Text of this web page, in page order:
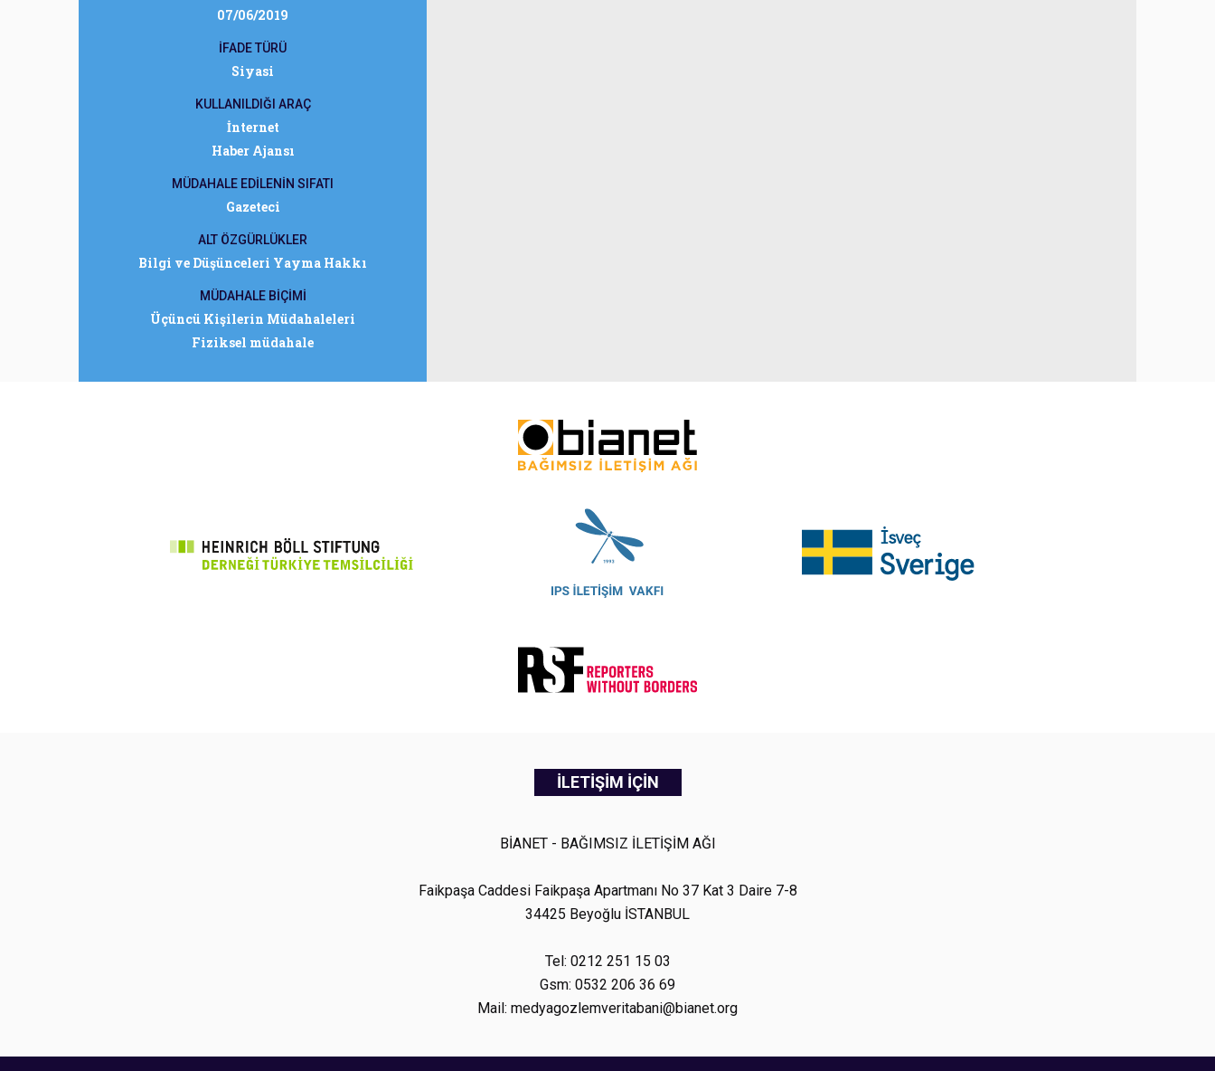
07/06/2019
İFADE TÜRÜ
Siyasi
KULLANILDIĞI ARAÇ
İnternet
Haber Ajansı
MÜDAHALE EDİLENİN SIFATI
Gazeteci
ALT ÖZGÜRLÜKLER
Bilgi ve Düşünceleri Yayma Hakkı
MÜDAHALE BİÇİMİ
Üçüncü Kişilerin Müdahaleleri
Fiziksel müdahale
İLETİŞİM İÇİN
BİANET - BAĞIMSIZ İLETİŞİM AĞI
Faikpaşa Caddesi Faikpaşa Apartmanı No 37 Kat 3 Daire 7-8
34425 Beyoğlu İSTANBUL
Tel: 0212 251 15 03
Gsm: 0532 206 36 69
Mail: medyagozlemveritabani@bianet.org